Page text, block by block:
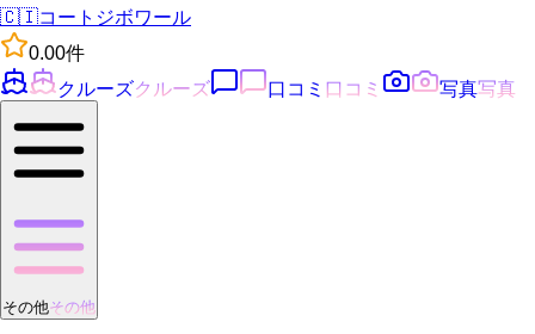
🇨🇮コートジボワール
0.00件
クルーズクルーズ 口コミ 口コミ 写真写真
その他その他